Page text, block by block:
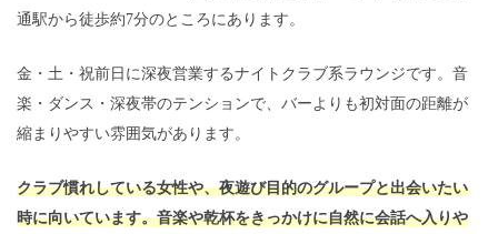
通駅から徒歩約7分のところにあります。
金・土・祝前日に深夜営業するナイトクラブ系ラウンジです。音
楽・ダンス・深夜帯のテンションで、バーよりも初対面の距離が
縮まりやすい雰囲気があります。
クラブ慣れしている女性や、夜遊び目的のグループと出会いたい
時に向いています。音楽や乾杯をきっかけに自然に会話へ入りや